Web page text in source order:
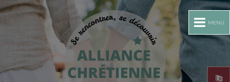
MENU